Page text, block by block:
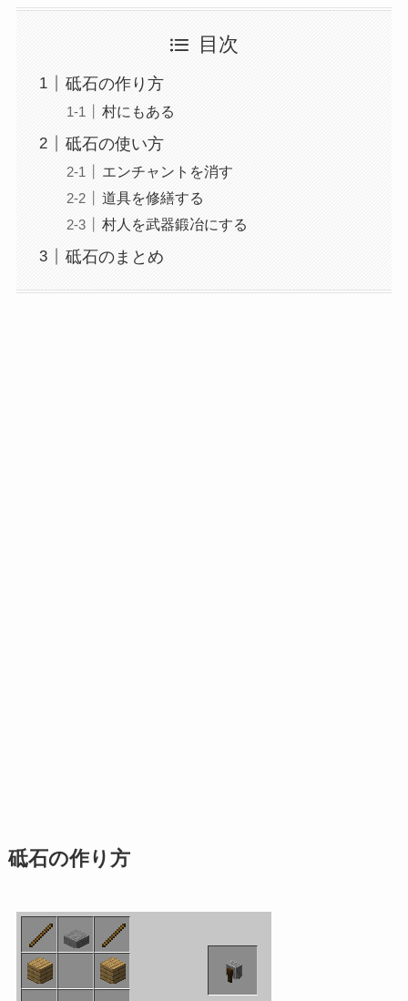
目次
砥石の作り方
村にもある
砥石の使い方
エンチャントを消す
道具を修繕する
村人を武器鍛冶にする
砥石のまとめ
砥石の作り方